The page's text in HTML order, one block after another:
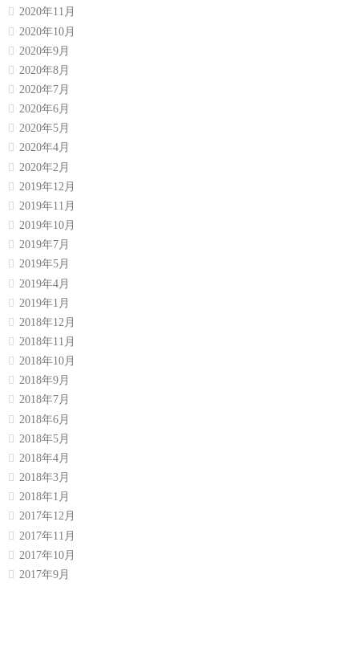
2020年11月
2020年10月
2020年9月
2020年8月
2020年7月
2020年6月
2020年5月
2020年4月
2020年2月
2019年12月
2019年11月
2019年10月
2019年7月
2019年5月
2019年4月
2019年1月
2018年12月
2018年11月
2018年10月
2018年9月
2018年7月
2018年6月
2018年5月
2018年4月
2018年3月
2018年1月
2017年12月
2017年11月
2017年10月
2017年9月